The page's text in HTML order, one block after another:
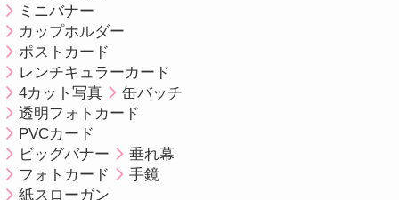
ミニバナー
カップホルダー
ポストカード
レンチキュラーカード
4カット写真
缶バッチ
透明フォトカード
PVCカード
ビッグバナー
垂れ幕
フォトカード
手鏡
紙スローガン